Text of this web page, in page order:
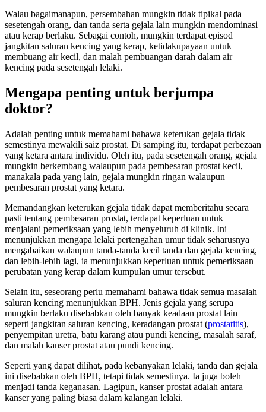
Walau bagaimanapun, persembahan mungkin tidak tipikal pada
sesetengah orang, dan tanda serta gejala lain mungkin mendominasi
atau kerap berlaku. Sebagai contoh, mungkin terdapat episod
jangkitan saluran kencing yang kerap, ketidakupayaan untuk
membuang air kecil, dan malah pembuangan darah dalam air
kencing pada sesetengah lelaki.
Mengapa penting untuk berjumpa
doktor?
Adalah penting untuk memahami bahawa keterukan gejala tidak
semestinya mewakili saiz prostat. Di samping itu, terdapat perbezaan
yang ketara antara individu. Oleh itu, pada sesetengah orang, gejala
mungkin berkembang walaupun pada pembesaran prostat kecil,
manakala pada yang lain, gejala mungkin ringan walaupun
pembesaran prostat yang ketara.
Memandangkan keterukan gejala tidak dapat memberitahu secara
pasti tentang pembesaran prostat, terdapat keperluan untuk
menjalani pemeriksaan yang lebih menyeluruh di klinik. Ini
menunjukkan mengapa lelaki pertengahan umur tidak seharusnya
mengabaikan walaupun tanda-tanda kecil tanda dan gejala kencing,
dan lebih-lebih lagi, ia menunjukkan keperluan untuk pemeriksaan
perubatan yang kerap dalam kumpulan umur tersebut.
Selain itu, seseorang perlu memahami bahawa tidak semua masalah
saluran kencing menunjukkan BPH. Jenis gejala yang serupa
mungkin berlaku disebabkan oleh banyak keadaan prostat lain
seperti jangkitan saluran kencing, keradangan prostat (prostatitis),
penyempitan uretra, batu karang atau pundi kencing, masalah saraf,
dan malah kanser prostat atau pundi kencing.
Seperti yang dapat dilihat, pada kebanyakan lelaki, tanda dan gejala
ini disebabkan oleh BPH, tetapi tidak semestinya. Ia juga boleh
menjadi tanda keganasan. Lagipun, kanser prostat adalah antara
kanser yang paling biasa dalam kalangan lelaki.